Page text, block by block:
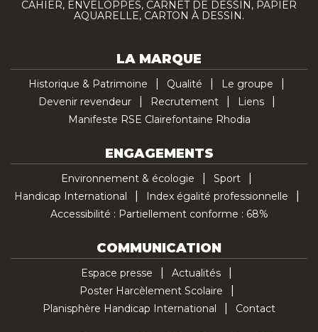
CAHIER, ENVELOPPES, CARNET DE DESSIN, PAPIER
AQUARELLE, CARTON À DESSIN.
LA MARQUE
Historique & Patrimoine Qualité
Le groupe
Devenir revendeur
Recrutement
Liens
Manifeste RSE Clairefontaine Rhodia
ENGAGEMENTS
Environnement & écologie
Sport
Handicap International
Index égalité professionnelle
Accessibilité : Partiellement conforme : 68%
COMMUNICATION
Espace presse
Actualités
Poster Harcèlement Scolaire
Planisphère Handicap International
Contact